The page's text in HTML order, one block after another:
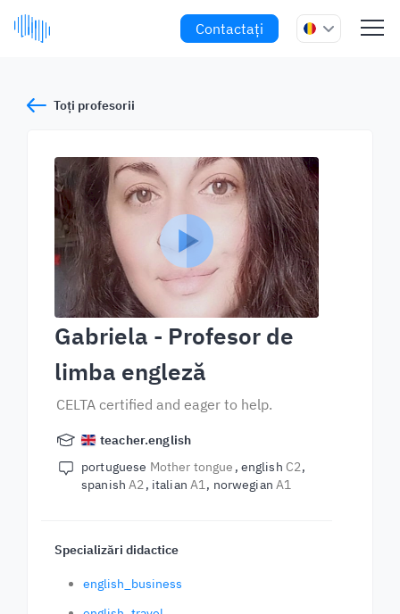
Contactați
Toți profesorii
Gabriela - Profesor de
limba engleză
CELTA certified and eager to help.
teacher.english
portuguese Mother tongue english C2
spanishA2 italian A1 norwegianA1
Specializări didactice
english_business